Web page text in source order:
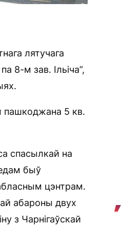
лятучага
8-м зав. Ільіча”,
пашкоджана 5 кв.
спасылкай на
быў
цэнтрам.
абароны двух
з Чарнігаўскай